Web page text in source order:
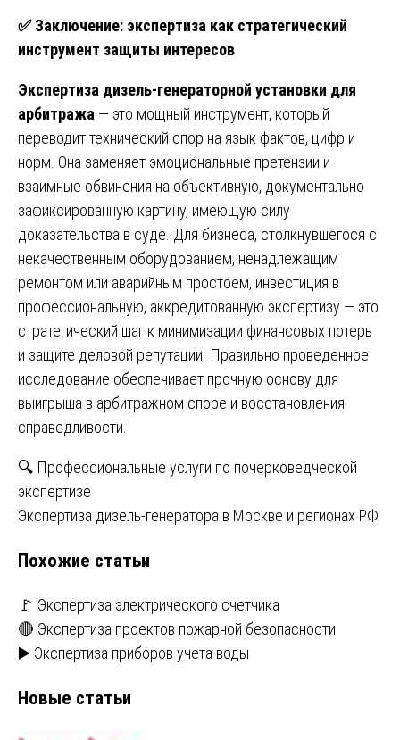
✅Заключение: экспертиза как стратегический
инструмент защиты интересов
Экспертиза дизель-генераторной установки для
арбитража — это мощный инструмент, который
переводит технический спор на язык фактов, цифр и
норм. Она заменяет эмоциональные претензии и
взаимные обвинения на объективную, документально
зафиксированную картину, имеющую силу
доказательства в суде. Для бизнеса, столкнувшегося с
некачественным оборудованием, ненадлежащим
ремонтом или аварийным простоем, инвестиция в
профессиональную, аккредитованную экспертизу — это
стратегический шаг к минимизации финансовых потерь
и защите деловой репутации. Правильно проведенное
исследование обеспечивает прочную основу для
выигрыша в арбитражном споре и восстановления
справедливости.
Навигация
по
🔍 Профессиональные услуги по почерковедческой
экспертизе
Экспертиза дизель-генератора в Москве и регионах РФ
Похожие статьи
🚩 Экспертиза электрического счетчика
🔴 Экспертиза проектов пожарной безопасности
▶️ Экспертиза приборов учета воды
Новые статьи